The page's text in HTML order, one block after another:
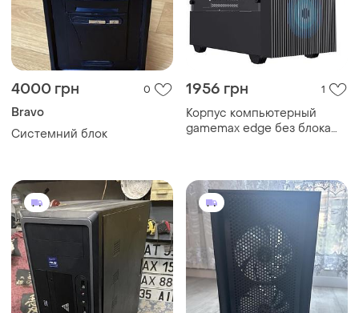
4000 грн 0
Bravo
Системний блок
1956 грн 1
Корпус компьютерный
gamemax edge без блока